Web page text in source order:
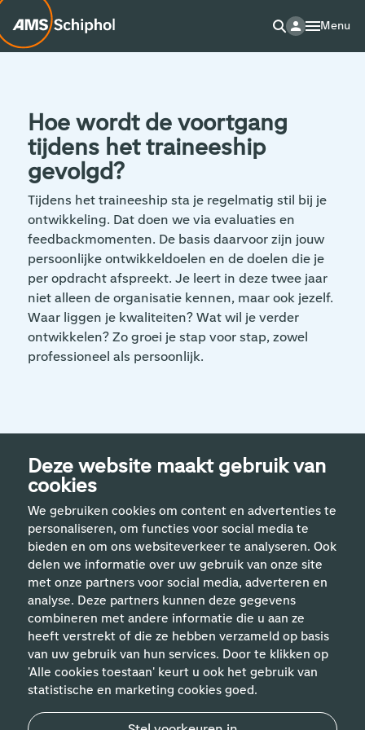
Deze website maakt gebruik van
cookies
We gebruiken cookies om content en advertenties te
personaliseren, om functies voor social media te
bieden en om ons websiteverkeer te analyseren. Ook
delen we informatie over uw gebruik van onze site
met onze partners voor social media, adverteren en
analyse. Deze partners kunnen deze gegevens
combineren met andere informatie die u aan ze
heeft verstrekt of die ze hebben verzameld op basis
van uw gebruik van hun services. Door te klikken op
'Alle cookies toestaan' keurt u ook het gebruik van
statistische en marketing cookies goed.
Menu
Hoe wordt de voortgang
tijdens het traineeship
gevolgd?
Tijdens het traineeship sta je regelmatig stil bij je
ontwikkeling. Dat doen we via evaluaties en
feedbackmomenten. De basis daarvoor zijn jouw
persoonlijke ontwikkeldoelen en de doelen die je
per opdracht afspreekt. Je leert in deze twee jaar
niet alleen de organisatie kennen, maar ook jezelf.
Waar liggen je kwaliteiten? Wat wil je verder
ontwikkelen? Zo groei je stap voor stap, zowel
professioneel als persoonlijk.
Handige links
Vakgebieden
Contact